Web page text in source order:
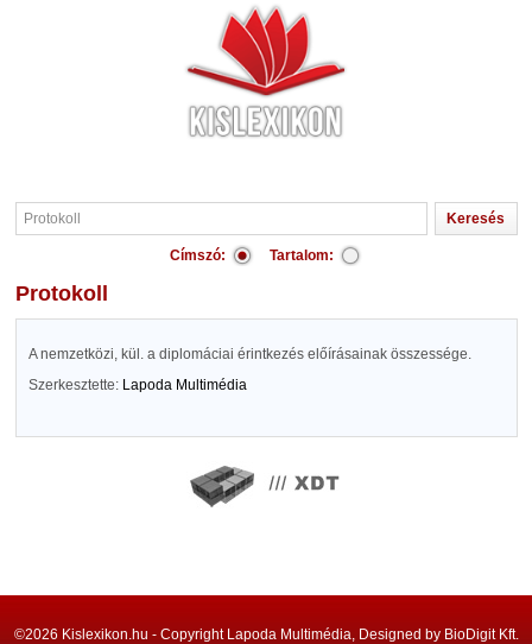
Címszó: Tartalom:
Protokoll
A nemzetközi, kül. a diplomáciai érintkezés előírásainak összessége.
Szerkesztette: Lapoda Multimédia
©2026 Kislexikon.hu - Copyright Lapoda Multimédia, Designed by BioDigit Kft.